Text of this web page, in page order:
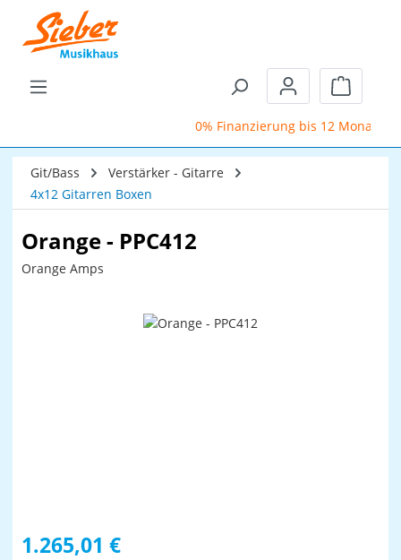
Zum Hauptinhalt springen
0% Finanzierung bis 12 Monate
Git/Bass
Verstärker - Gitarre
4x12 Gitarren Boxen
Orange - PPC412
Orange Amps
Bildergalerie überspringen
Regulärer Preis:
1.265,01 €